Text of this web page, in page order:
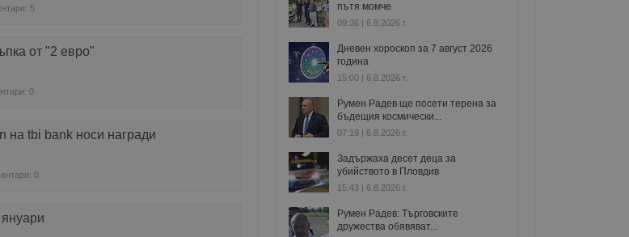
5
от "2 евро"
0
на tbi bank носи награди
0
пътя момче
09:36 | 6.8.2026 г.
Дневен хороскоп за 7 август 2026
година
15:00 | 6.8.2026 г.
Румен Радев ще посети терена за
бъдещия космически...
07:19 | 6.8.2026 г.
Задържаха десет деца за
убийството в Пловдив
15:43 | 6.8.2026 г.
Румен Радев: Търговските
дружества обявяват...